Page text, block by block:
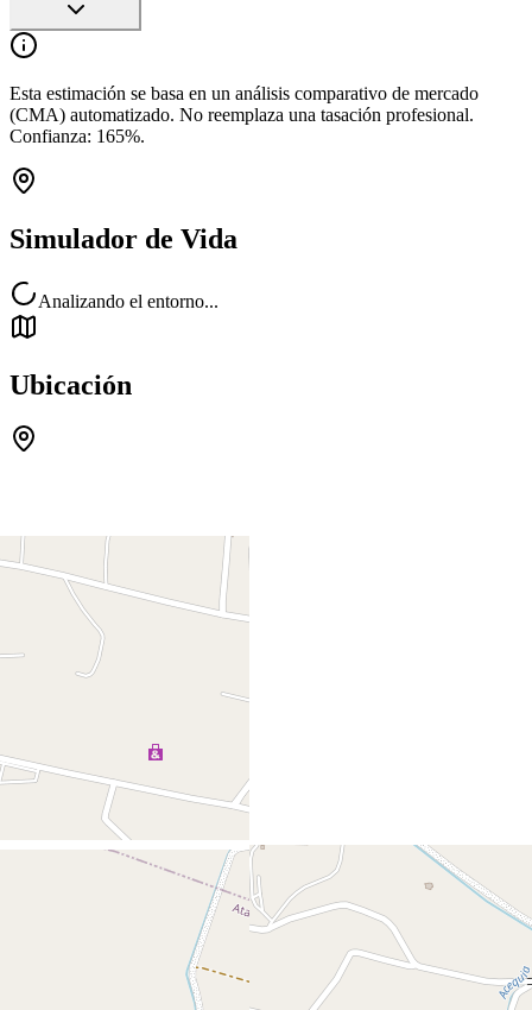
Esta estimación se basa en un análisis comparativo de mercado
(CMA) automatizado. No reemplaza una tasación profesional.
Confianza: 165%.
Simulador de Vida
Analizando el entorno...
Ubicación